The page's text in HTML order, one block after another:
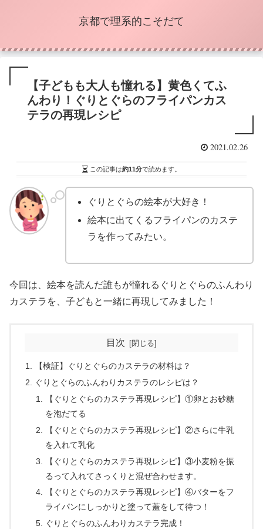
京都で理系的こそだて
【子どもも大人も憧れる】黄色くてふ
んわり！ぐりとぐらのフライパンカス
テラの再現レシピ
2021.02.26
この記事は約11分で読めます。
ぐりとぐらの絵本が大好き！
絵本に出てくるフライパンのカステ
ラを作ってみたい。
今回は、絵本を読んだ誰もが憧れるぐりとぐらのふんわり
カステラを、子どもと一緒に再現してみました！
目次
【検証】ぐりとぐらのカステラの材料は？
ぐりとぐらのふんわりカステラのレシピは？
【ぐりとぐらのカステラ再現レシピ】①卵とお砂糖
を泡だてる
【ぐりとぐらのカステラ再現レシピ】②さらに牛乳
を入れて乳化
【ぐりとぐらのカステラ再現レシピ】③小麦粉を振
るって入れてさっくりと混ぜ合わせます。
【ぐりとぐらのカステラ再現レシピ】④バターをフ
ライパンにしっかりと塗って蓋をして待つ！
ぐりとぐらのふんわりカステラ完成！